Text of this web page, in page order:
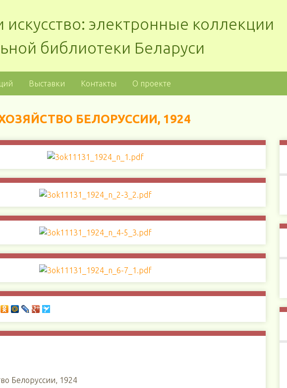
искусство: электронные коллекции
библиотеки Беларуси
Выставки Контакты О проекте
БЕЛОРУССИИ, 1924
Белоруссии, 1924